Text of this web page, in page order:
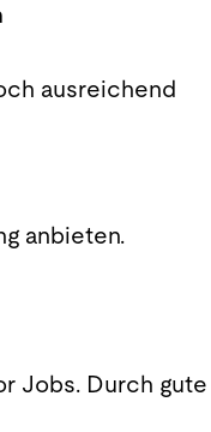
ausreichend
anbieten.
Jobs. Durch gute